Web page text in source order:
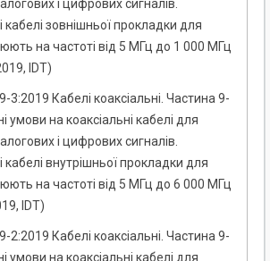
і цифрових сигналів.
кабелі зовнішньої прокладки для
на частоті від 5 МГц до 1 000 МГц
IDT)
Кабелі коаксіальні. Частина 9-
умови на коаксіальні кабелі для
і цифрових сигналів.
кабелі внутрішньої прокладки для
на частоті від 5 МГц до 6 000 МГц
IDT)
Кабелі коаксіальні. Частина 9-
умови на коаксіальні кабелі для